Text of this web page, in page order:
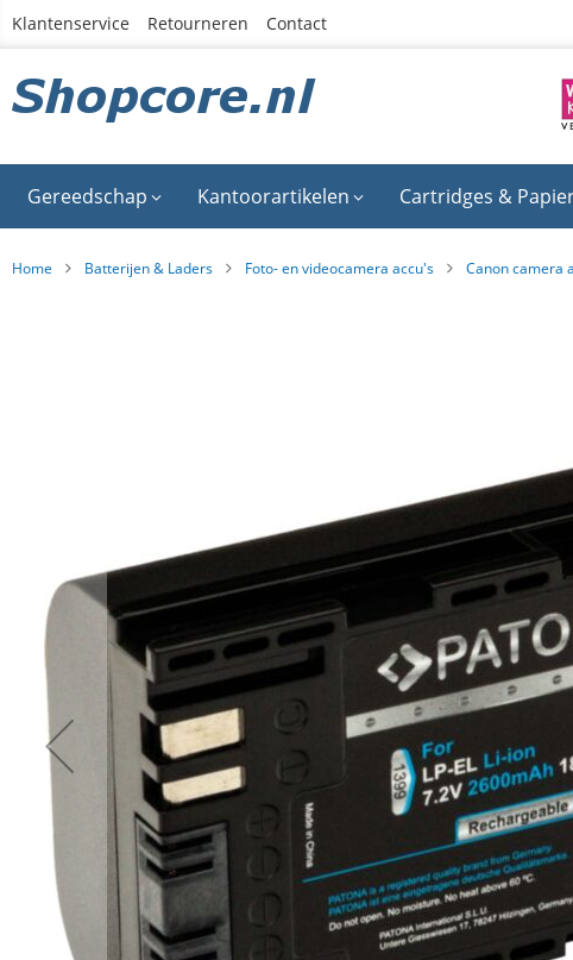
Ga
inhoud
Klantenservice Retourneren Contact
Gereedschap Kantoorartikelen Cartridges &
Home Batterijen & Laders Foto- en videocamera accu's Canon camera